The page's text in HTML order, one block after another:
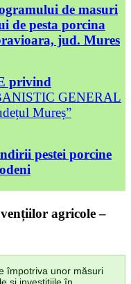
de masuri
de pesta porcina
jud. Mures
privind
GENERAL
Mureș”
pestei porcine
agricole –
împotriva unor măsuri
și investițiile în